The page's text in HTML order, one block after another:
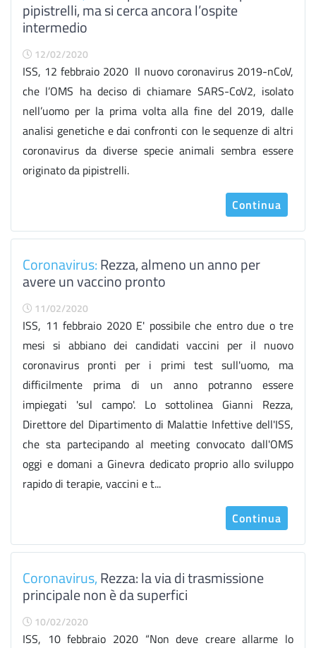
pipistrelli, ma si cerca ancora l’ospite
intermedio
12/02/2020
ISS, 12 febbraio 2020 Il nuovo coronavirus 2019-nCoV,
che l’OMS ha deciso di chiamare SARS-CoV2, isolato
nell’uomo per la prima volta alla fine del 2019, dalle
analisi genetiche e dai confronti con le sequenze di altri
coronavirus da diverse specie animali sembra essere
originato da pipistrelli.
Continua
Coronavirus:Rezza, almeno un anno per
avere un vaccino pronto
11/02/2020
ISS, 11 febbraio 2020 E' possibile che entro due o tre
mesi si abbiano dei candidati vaccini per il nuovo
coronavirus pronti per i primi test sull'uomo, ma
difficilmente prima di un anno potranno essere
impiegati 'sul campo'. Lo sottolinea Gianni Rezza,
Direttore del Dipartimento di Malattie Infettive dell'ISS,
che sta partecipando al meeting convocato dall'OMS
oggi e domani a Ginevra dedicato proprio allo sviluppo
rapido di terapie, vaccini e t...
Continua
Coronavirus,Rezza: la via di trasmissione
principale non è da superfici
10/02/2020
ISS, 10 febbraio 2020 “Non deve creare allarme lo